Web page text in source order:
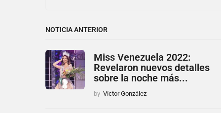
NOTICIA ANTERIOR
Miss Venezuela 2022:
Revelaron nuevos detalles
sobre la noche más...
by Víctor González